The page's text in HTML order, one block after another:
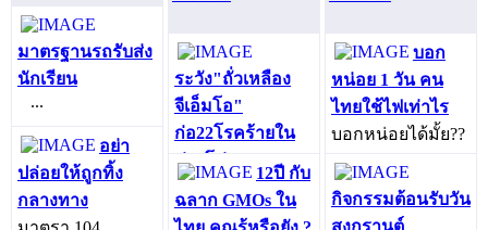
มาตรฐานรถรับส่ง
นักเรียน
...
อย่า
ปล่อยให้ถูกทิ้ง
กลางทาง
ระวัง"ถั่วเหลือง
จีเอ็มโอ"
ก่อ22โรคร้ายใน
ห่วงโซ่อาหาร
แพทย์สมาคม
เซลล์ฯ เผยงานวิจัย
12ปี กับ
ฉลาก GMOs ใน
บอก
หน่อย 1 วัน คน
ไทยใช้ไฟเท่าไร
บอกหน่อยได้มั้ย??
แต่ละวัน แต่ละ
เวลา คนไทยใช้ไฟ
กิจกรรมต้อนรับวัน
สงกรานต์